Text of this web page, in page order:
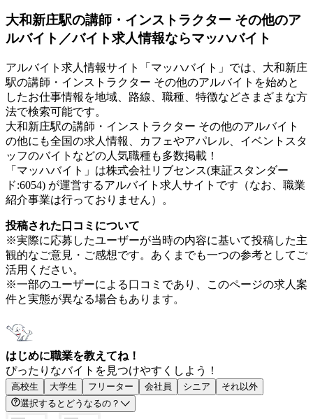
大和新庄駅の講師・インストラクター その他のア
ルバイト／バイト求人情報ならマッハバイト
アルバイト求人情報サイト「マッハバイト」では、大和新庄
駅の講師・インストラクター その他のアルバイトを始めと
したお仕事情報を地域、路線、職種、特徴などさまざまな方
法で検索可能です。
大和新庄駅の講師・インストラクター その他のアルバイト
の他にも全国の求人情報、カフェやアパレル、イベントスタ
ッフのバイトなどの人気職種も多数掲載！
「マッハバイト」は株式会社リブセンス(東証スタンダー
ド:6054) が運営するアルバイト求人サイトです（なお、職業
紹介事業は行っておりません）。
投稿された口コミについて
※実際に応募したユーザーが当時の内容に基いて投稿した主
観的なご意見・ご感想です。あくまでも一つの参考としてご
活用ください。
※一部のユーザーによる口コミであり、このページの求人案
件と実態が異なる場合もあります。
はじめに職業を教えてね！
ぴったりなバイトを見つけやすくしよう！
高校生 大学生 フリーター 会社員 シニア
それ以外
選択するとどうなるの？